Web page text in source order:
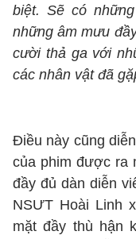
biệt. Sẽ có
những âm mưu
cười thả ga với
các nhân vật đã
Điều này cũng
của phim được ra
đầy đủ dàn diễn
NSƯT Hoài Linh
mặt đầy thù hận